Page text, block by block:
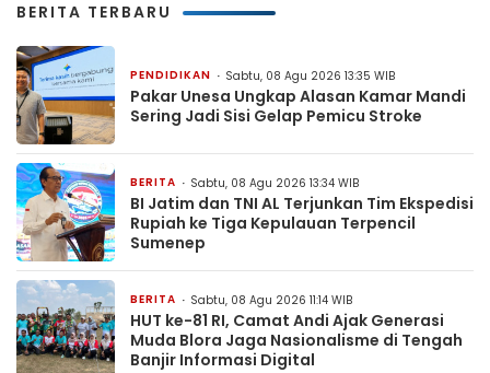
BERITA TERBARU
PENDIDIKAN Sabtu, 08 Agu 2026 13:35 WIB
Pakar Unesa Ungkap Alasan Kamar Mandi
Sering Jadi Sisi Gelap Pemicu Stroke
BERITA Sabtu, 08 Agu 2026 13:34 WIB
BI Jatim dan TNI AL Terjunkan Tim Ekspedisi
Rupiah ke Tiga Kepulauan Terpencil
Sumenep
BERITA Sabtu, 08 Agu 2026 11:14 WIB
HUT ke-81 RI, Camat Andi Ajak Generasi
Muda Blora Jaga Nasionalisme di Tengah
Banjir Informasi Digital